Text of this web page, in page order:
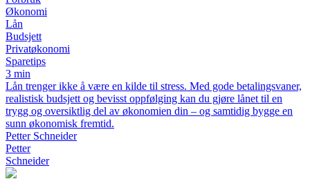
Økonomi
Lån
Budsjett
Privatøkonomi
Sparetips
3 min
Lån trenger ikke å være en kilde til stress. Med gode betalingsvaner,
realistisk budsjett og bevisst oppfølging kan du gjøre lånet til en
trygg og oversiktlig del av økonomien din – og samtidig bygge en
sunn økonomisk fremtid.
Petter Schneider
Petter
Schneider